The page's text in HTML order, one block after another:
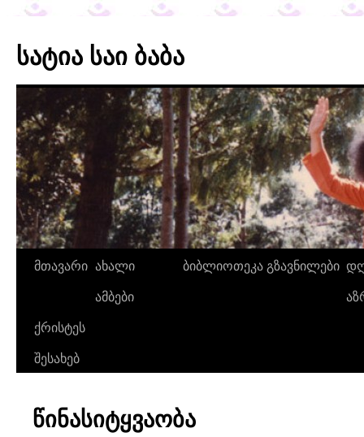
სატია საი ბაბა
მთავარი ახალი
ამბები
ბიბლიოთეკა გზავნილები
ქრისტეს
შესახებ
წინასიტყვაობა